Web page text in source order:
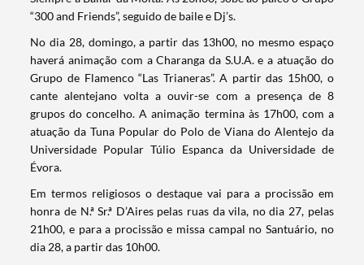
Termo de Pesquisa
“300 and Friends”, seguido de baile e Dj’s.
No dia 28, domingo, a partir das 13h00, no mesmo espaço
haverá animação com a Charanga da S.U.A. e a atuação do
Grupo de Flamenco “Las Trianeras”. A partir das 15h00, o
cante alentejano volta a ouvir-se com a presença de 8
grupos do concelho. A animação termina às 17h00, com a
atuação da Tuna Popular do Polo de Viana do Alentejo da
Universidade Popular Túlio Espanca da Universidade de
Évora.
Em termos religiosos o destaque vai para a procissão em
honra de N.ª Sr.ª D’Aires pelas ruas da vila, no dia 27, pelas
21h00, e para a procissão e missa campal no Santuário, no
dia 28, a partir das 10h00.